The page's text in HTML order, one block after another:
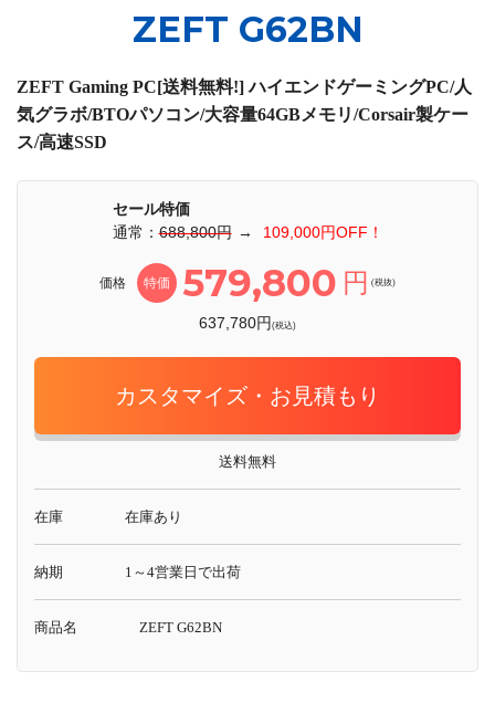
ZEFT G62BN
ZEFT Gaming PC[送料無料!] ハイエンドゲーミングPC/人
気グラボ/BTOパソコン/大容量64GBメモリ/Corsair製ケー
ス/高速SSD
セール特価
通常：688,800円 → 109,000円OFF！
価格 特価 579,800 円 (税抜)
637,780円(税込)
カスタマイズ・お見積もり
送料無料
在庫 在庫あり
納期 1～4営業日で出荷
商品名 ZEFT G62BN